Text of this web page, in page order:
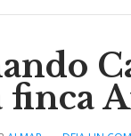
Ganaderos
finca